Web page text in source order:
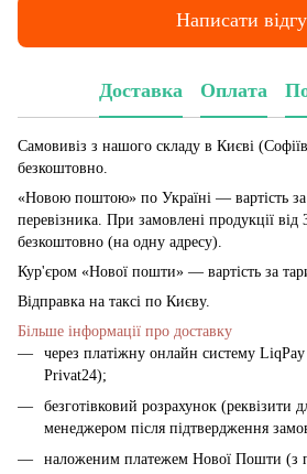
Написати
Доставка Оплата
Самовивіз з нашого складу в Києві
безкоштовно.
«Новою поштою» по Україні — вартість
перевізника. При замовлені продукції від
безкоштовно (на одну адресу).
Кур'єром «Нової пошти» — вартість за
Відправка на таксі по Києву.
Більше інформації про доставку
через платіжну онлайн систему LiqPay
Privat24);
безготівковий розрахунок (реквізити
менеджером після підтвердження
наложеним платежем Нової Пошти (з